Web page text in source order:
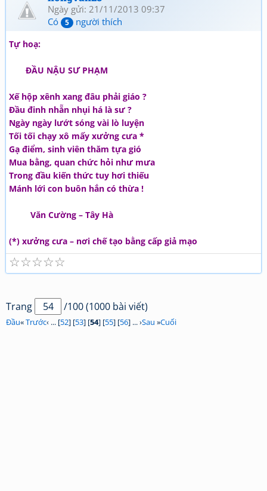
Ngày gửi: 21/11/2013 09:37
Có
5 người thích
Tự hoạ:
ĐẦU NẬU SƯ PHẠM
Xế hộp xênh xang đâu phải giáo ?
Đầu đinh nhẵn nhụi há là sư ?
Ngày ngày lướt sóng vài lò luyện
Tối tối chạy xô mấy xưởng cưa *
Gạ điểm, sinh viên thăm tựa gió
Mua bằng, quan chức hỏi như mưa
Trong đầu kiến thức tuy hơi thiếu
Mánh lới con buôn hắn có thừa !
Văn Cường – Tây Hà
(*) xưởng cưa – nơi chế tạo bằng cấp giả mạo
☆
☆
☆
☆
☆
Trang /100 (1000 bài viết)
Đầu«Trước‹ ... [52] [53] [54] [55] [56] ... ›Sau »Cuối